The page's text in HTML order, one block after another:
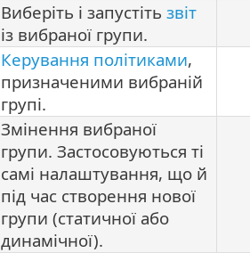
Виберіть і запустіть звіт
із вибраної групи.
Керування політиками,
призначеними вибраній
групі.
Змінення вибраної
групи. Застосовуються ті
самі налаштування, що й
під час створення нової
групи (статичної або
динамічної).